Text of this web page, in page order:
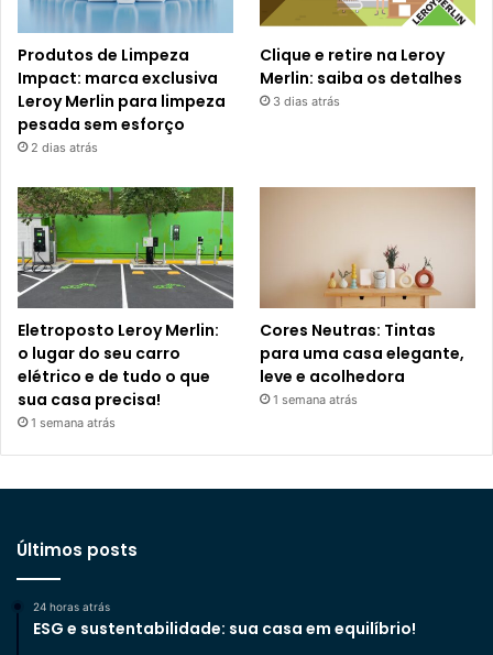
Produtos de Limpeza
Impact: marca exclusiva
Leroy Merlin para limpeza
pesada sem esforço
2 dias atrás
Clique e retire na Leroy
Merlin: saiba os detalhes
3 dias atrás
Eletroposto Leroy Merlin:
o lugar do seu carro
elétrico e de tudo o que
sua casa precisa!
1 semana atrás
Cores Neutras: Tintas
para uma casa elegante,
leve e acolhedora
1 semana atrás
Últimos posts
24 horas atrás
ESG e sustentabilidade: sua casa em equilíbrio!